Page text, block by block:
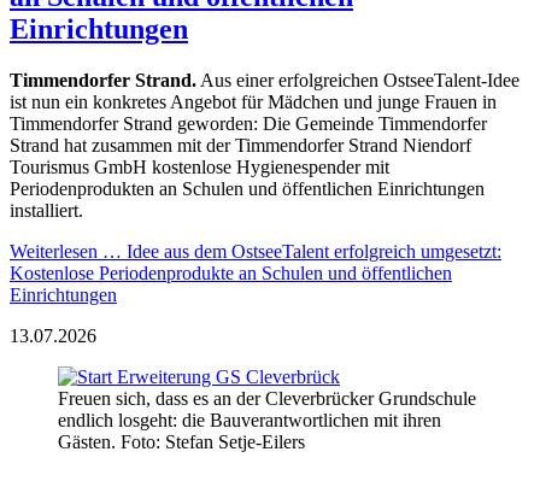
Einrichtungen
Timmendorfer Strand. Aus einer erfolgreichen OstseeTalent-Idee
ist nun ein konkretes Angebot für Mädchen und junge Frauen in
Timmendorfer Strand geworden: Die Gemeinde Timmendorfer
Strand hat zusammen mit der Timmendorfer Strand Niendorf
Tourismus GmbH kostenlose Hygienespender mit
Periodenprodukten an Schulen und öffentlichen Einrichtungen
installiert.
Weiterlesen … Idee aus dem OstseeTalent erfolgreich umgesetzt:
Kostenlose Periodenprodukte an Schulen und öffentlichen
Einrichtungen
13.07.2026
Freuen sich, dass es an der Cleverbrücker Grundschule
endlich losgeht: die Bauverantwortlichen mit ihren
Gästen. Foto: Stefan Setje-Eilers